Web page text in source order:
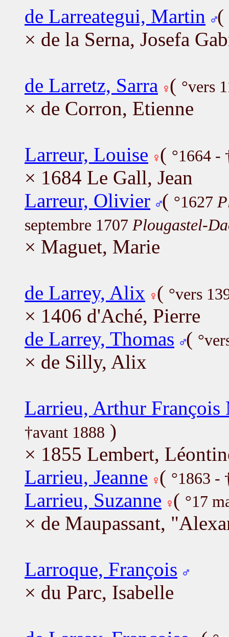
de Larreategui, Martin
(
× de la Serna, Josefa
de Larretz, Sarra ( °vers
× de Corron, Etienne
Larreur, Louise ( °1664 -
× 1684 Le Gall, Jean
Larreur, Olivier ( °1627
septembre 1707 Plougastel-
× Maguet, Marie
de Larrey, Alix ( °vers
× 1406 d'Aché, Pierre
de Larrey, Thomas (
× de Silly, Alix
Larrieu, Arthur François
†avant 1888 )
× 1855 Lembert,
Larrieu, Jeanne ( °1863 -
Larrieu, Suzanne ( °17
× de Maupassant,
Larroque, François
× du Parc, Isabelle